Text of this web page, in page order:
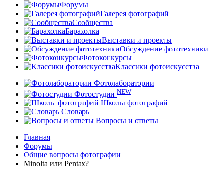
Форумы
Галерея фотографий
Сообщества
Барахолка
Выставки и проекты
Обсуждение фототехники
Фотоконкурсы
Классики фотоискусства
Фотолаборатории
Фотостудии NEW
Школы фотографий
Словарь
Вопросы и ответы
Главная
Форумы
Общие вопросы фотографии
Minolta или Pentax?